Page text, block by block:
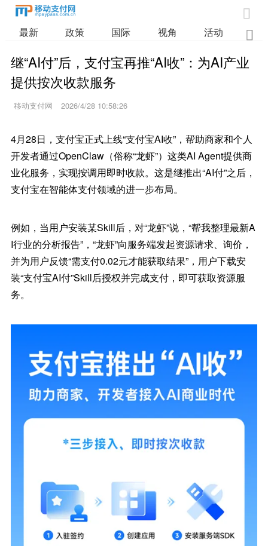

最新 政策 国际 视角 活动 业

继“AI付”后，支付宝再推“AI收”：为AI产业
提供按次收款服务
移动支付网 2026/4/28 10:58:26
4月28日，支付宝正式上线“支付宝AI收”，帮助商家和个人
开发者通过OpenClaw（俗称“龙虾”）这类AI Agent提供商
业化服务，实现按调用即时收款。这是继推出“AI付”之后，
支付宝在智能体支付领域的进一步布局。
例如，当用户安装某Skill后，对“龙虾”说，“帮我整理最新A
I行业的分析报告”，“龙虾”向服务端发起资源请求、询价，
并为用户反馈“需支付0.02元才能获取结果”，用户下载安
装“支付宝AI付”Skill后授权并完成支付，即可获取资源服
务。